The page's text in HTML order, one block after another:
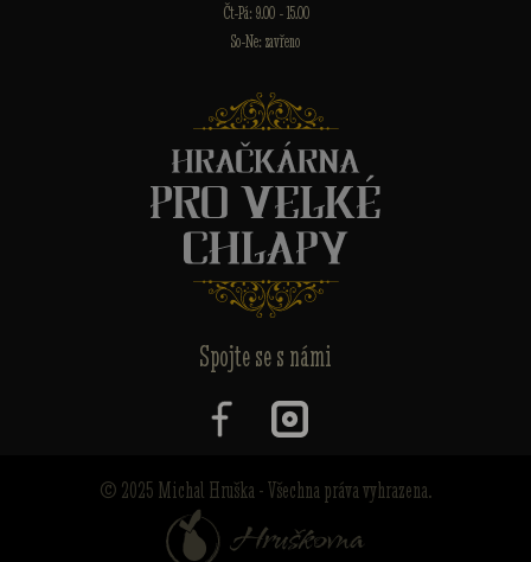
Čt-Pá: 9.00 - 15.00
So-Ne: zavřeno
Spojte se s námi
© 2025 Michal Hruška - Všechna práva vyhrazena.